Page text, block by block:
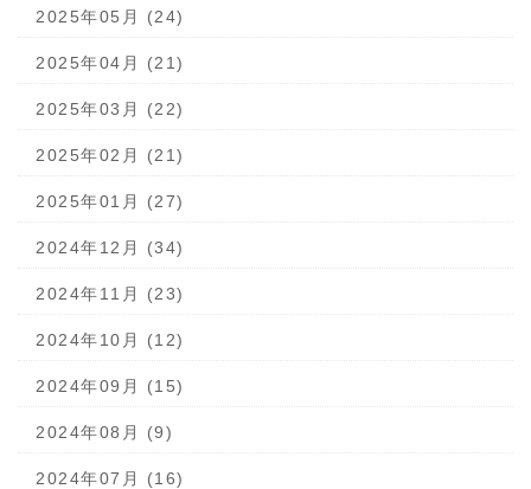
2025年05月 (24)
2025年04月 (21)
2025年03月 (22)
2025年02月 (21)
2025年01月 (27)
2024年12月 (34)
2024年11月 (23)
2024年10月 (12)
2024年09月 (15)
2024年08月 (9)
2024年07月 (16)